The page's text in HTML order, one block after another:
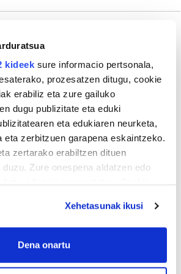
kideek sure informacio pertsonala,
prozesatzen ditugu, cookie
erabiliz eta zure gailuko
dugu publizitate eta eduki
eta edukiaren neurketa,
eta zerbitzuen garapena eskaintzeko.
zertarako erabiltzen dituen
Zure onespena aldatzen edo
also like to:
about your geographical
Xehetasunak ikusi
Dena onartu
Gehiago
AZ. OG. OL.
29 30 31 1 2